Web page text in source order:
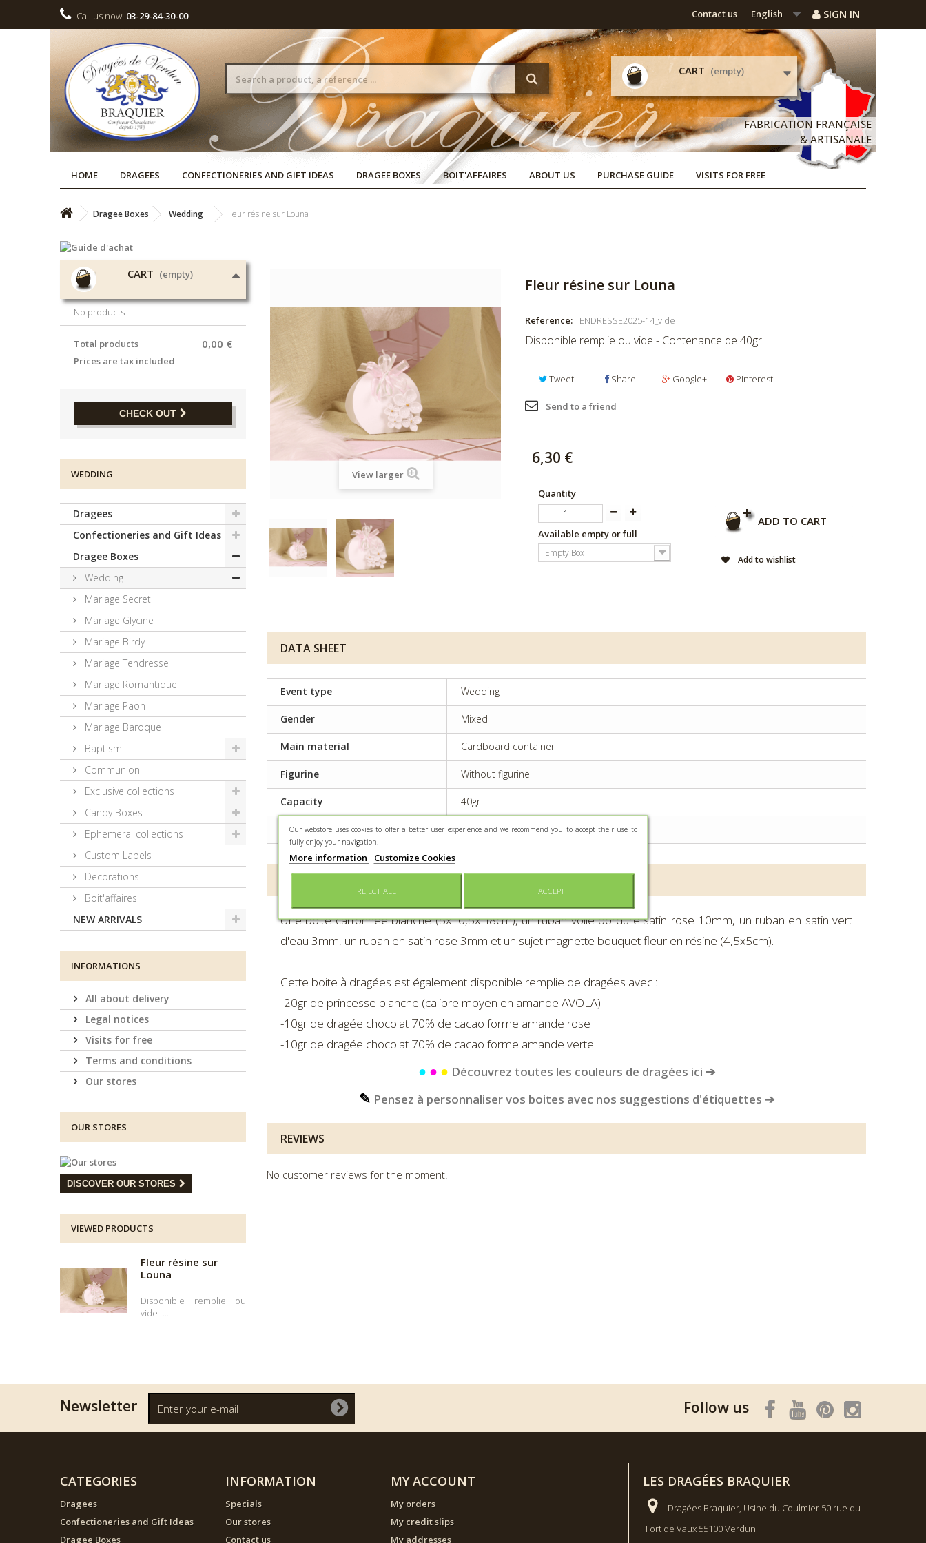
SIGN IN
English
Contact us
Call us now: 03-29-84-30-00
CART (empty)
HOME DRAGEES CONFECTIONERIES AND GIFT IDEAS DRAGEE BOXES BOIT'AFFAIRES ABOUT US PURCHASE GUIDE VISITS FOR FREE
Dragee Boxes Wedding Fleur résine sur Louna
CART (empty)
No products
0,00 €
Total products
Prices are tax included
CHECK OUT
WEDDING
Dragees
Confectioneries and Gift Ideas
Dragee Boxes
Wedding
Mariage Secret
Mariage Glycine
Mariage Birdy
Mariage Tendresse
Mariage Romantique
Mariage Paon
Mariage Baroque
Baptism
Communion
Exclusive collections
Candy Boxes
Ephemeral collections
Custom Labels
Decorations
Boit'affaires
NEW ARRIVALS
INFORMATIONS
All about delivery
Legal notices
Visits for free
Terms and conditions
Our stores
OUR STORES
DISCOVER OUR STORES
VIEWED PRODUCTS
Fleur résine sur
Louna
Disponible remplie ou
vide -...
View larger
Fleur résine sur Louna
Reference:TENDRESSE2025-14_vide
Disponible remplie ou vide - Contenance de 40gr
Tweet Share Google+ Pinterest
Send to a friend
6,30 €
Quantity
Available empty or full
Empty Box
ADD TO CART
Add to wishlist
DATA SHEET
Event type Wedding
Gender Mixed
Main material Cardboard container
Figurine Without figurine
Capacity 40gr
Preservation Keep dry and protected from light
Une boite cartonnée blanche (5x10,5xH8cm), un ruban voile bordure satin rose 10mm, un ruban en satin vert
d'eau 3mm, un ruban en satin rose 3mm et un sujet magnette bouquet fleur en résine (4,5x5cm).
Cette boite à dragées est également disponible remplie de dragées avec :
-20gr de princesse blanche (calibre moyen en amande AVOLA)
-10gr de dragée chocolat 70% de cacao forme amande rose
-10gr de dragée chocolat 70% de cacao forme amande verte
● ● ● Découvrez toutes les couleurs de dragées ici ➔
✎ Pensez à personnaliser vos boites avec nos suggestions d'étiquettes ➔
REVIEWS
No customer reviews for the moment.
Newsletter Follow us
CATEGORIES
Dragees
Confectioneries and Gift Ideas
Dragee Boxes
INFORMATION
Specials
Our stores
Contact us
MY ACCOUNT
My orders
My credit slips
My addresses
LES DRAGÉES BRAQUIER
Dragées Braquier, Usine du Coulmier 50 rue du
Fort de Vaux 55100 Verdun
Our webstore uses cookies to offer a better user experience and we recommend you to accept their use to
fully enjoy your navigation.
More information Customize Cookies
REJECT ALL I ACCEPT